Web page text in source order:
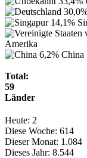
14,1%
Amerika
6,2% China
Total:
59
Länder
Heute: 2
Diese Woche: 614
Dieser Monat: 1.084
Dieses Jahr: 8.544